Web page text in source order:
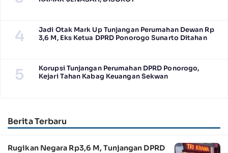
4
Jadi Otak Mark Up Tunjangan Perumahan Dewan Rp
3,6 M, Eks Ketua DPRD Ponorogo Sunarto Ditahan
5
Korupsi Tunjangan Perumahan DPRD Ponorogo,
Kejari Tahan Kabag Keuangan Sekwan
Berita Terbaru
Rugikan Negara Rp3,6 M, Tunjangan DPRD